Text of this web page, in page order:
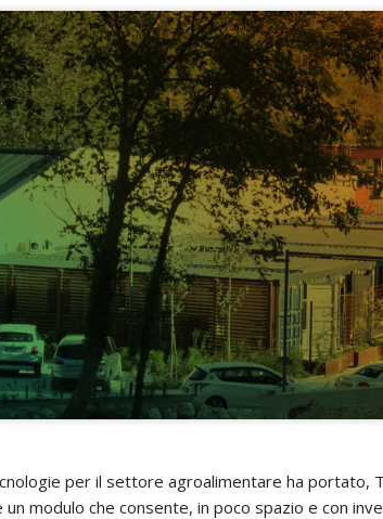
per il settore agroalimentare ha portato,
modulo che consente, in poco spazio e con